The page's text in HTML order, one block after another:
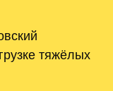
тяжёлых